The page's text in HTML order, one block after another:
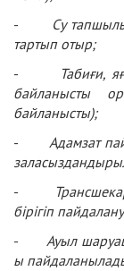
-
Су
тартып отыр;
-
Табиғи,
байланысты
байланысты);
- Адамзат
-
бірігіп
-Ауыл
ы